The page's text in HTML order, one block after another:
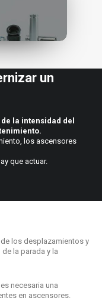
un
la intensidad del
los ascensores
que actuar.
los desplazamientos y
la parada y la
necesaria una
en ascensores.